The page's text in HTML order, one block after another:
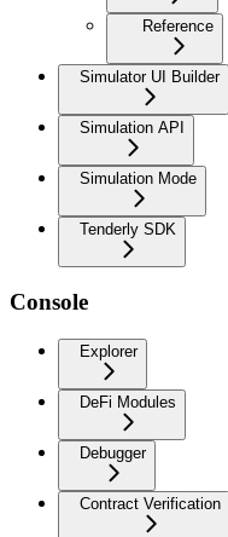
Reference
Simulator UI Builder
Simulation API
Simulation Mode
Tenderly SDK
Console
Explorer
DeFi Modules
Debugger
Contract Verification